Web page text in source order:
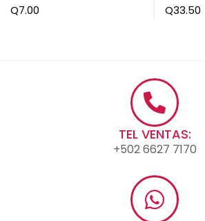
Q7.00 Q33.50
TEL VENTAS:
+502 6627 7170